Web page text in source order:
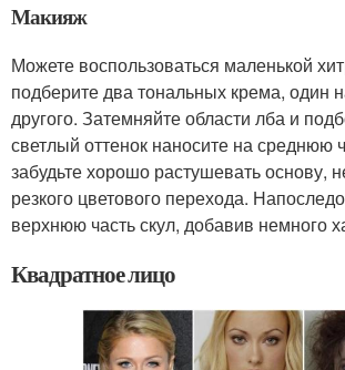
Макияж
Можете воспользоваться маленькой
подберите два тональных крема, один
другого. Затемняйте области лба и
светлый оттенок наносите на среднюю
забудьте хорошо растушевать основу,
резкого цветового перехода.
верхнюю часть скул, добавив немного
Квадратное лицо